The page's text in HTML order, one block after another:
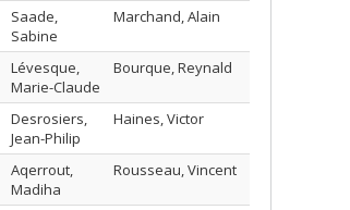
Saade,
Sabine
Marchand, Alain
Lévesque,
Marie-Claude
Bourque, Reynald
Desrosiers,
Jean-Philip
Haines, Victor
Aqerrout,
Madiha
Rousseau, Vincent